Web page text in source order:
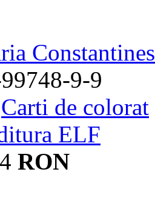
9-9
Carti de colorat
ELF
4 RON